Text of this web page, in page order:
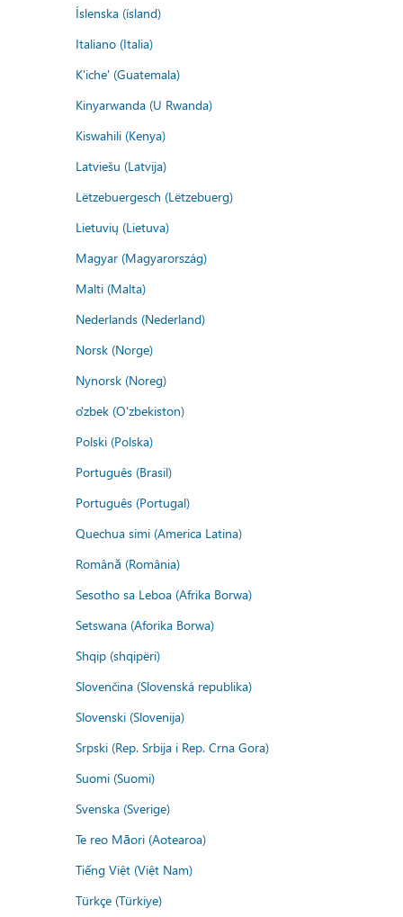
Íslenska (ísland)
Italiano (Italia)
K'iche' (Guatemala)
Kinyarwanda (U Rwanda)
Kiswahili (Kenya)
Latviešu (Latvija)
Lëtzebuergesch (Lëtzebuerg)
Lietuvių (Lietuva)
Magyar (Magyarország)
Malti (Malta)
Nederlands (Nederland)
Norsk (Norge)
Nynorsk (Noreg)
o'zbek (O'zbekiston)
Polski (Polska)
Português (Brasil)
Português (Portugal)
Quechua simi (America Latina)
Română (România)
Sesotho sa Leboa (Afrika Borwa)
Setswana (Aforika Borwa)
Shqip (shqipëri)
Slovenčina (Slovenská republika)
Slovenski (Slovenija)
Srpski (Rep. Srbija i Rep. Crna Gora)
Suomi (Suomi)
Svenska (Sverige)
Te reo Māori (Aotearoa)
Tiếng Việt (Việt Nam)
Türkçe (Türkiye)